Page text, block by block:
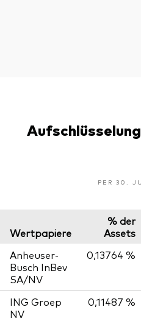
PER 30.
Wertpapiere
% der
Assets
Anheuser-
Busch InBev
SA/NV
0,13764 %
ING Groep
NV
0,11487 %